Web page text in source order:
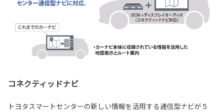
コネクティッドナビ
トヨタスマートセンターの新しい情報を活用する通信型ナビが５